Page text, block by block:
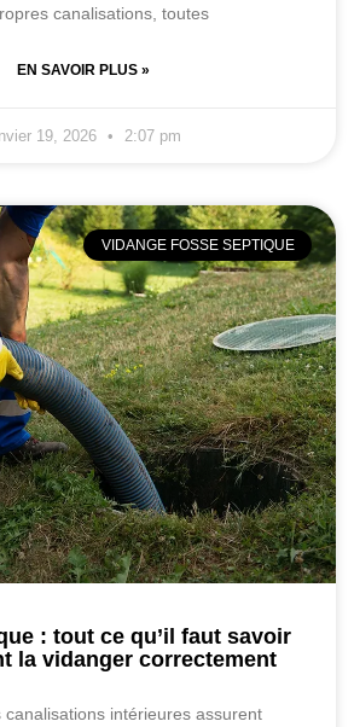
canalisations, toutes
EN SAVOIR PLUS »
19, 2026 2:07 pm
VIDANGE FOSSE SEPTIQUE
: tout ce qu’il faut savoir
la vidanger correctement
canalisations intérieures assurent